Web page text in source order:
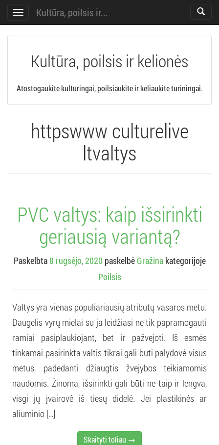
Toggle
navigation
Toggle
Kultūra, poilsis ir...
Kultūra, poilsis ir kelionės
Atostogaukite kultūringai, poilsiaukite ir keliaukite turiningai.
httpswww culturelive
ltvaltys
PVC valtys: kaip išsirinkti
geriausią variantą?
Paskelbta8 rugsėjo, 2020 paskelbė Gražina kategorijoje
Poilsis
Valtys yra vienas populiariausių atributų vasaros metu.
Daugelis vyrų mielai su ja leidžiasi ne tik papramogauti
ramiai pasiplaukiojant, bet ir pažvejoti. Iš esmės
tinkamai pasirinkta valtis tikrai gali būti palydovė visus
metus, padedanti džiaugtis žvejybos teikiamomis
naudomis. Žinoma, išsirinkti gali būti ne taip ir lengva,
visgi jų įvairovė iš tiesų didelė. Jei plastikinės ar
aliuminio […]
Skaityti toliau →